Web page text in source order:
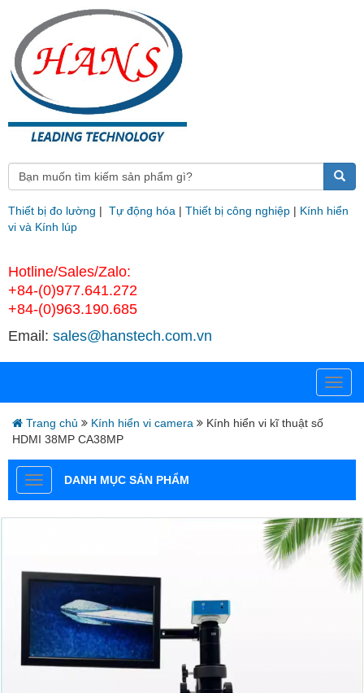
Thiết bị đo lường | Tự động hóa | Thiết bị công nghiệp | Kính hiển
vi và Kính lúp
Hotline/Sales/Zalo:
+84-(0)977.641.272
+84-(0)963.190.685
Email: sales@hanstech.com.vn
Trang chủ Kính hiển vi camera
Kính hiển vi kĩ thuật số
HDMI 38MP CA38MP
DANH MỤC SẢN PHẨM